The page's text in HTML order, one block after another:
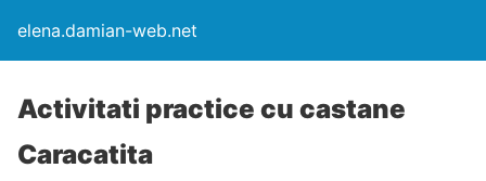
elena.damian-web.net
Activitati practice cu castane
Caracatita